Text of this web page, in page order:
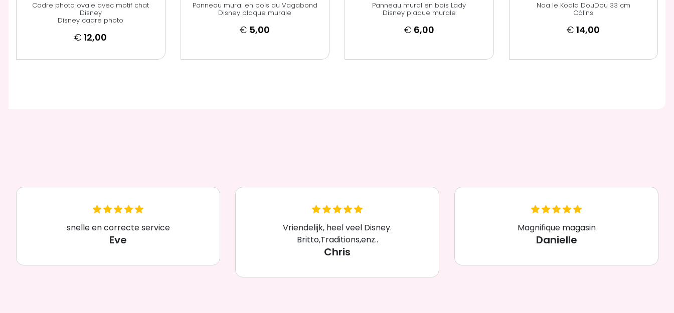
Cadre photo ovale avec motif chat
Disney
Disney cadre photo
€ 12,00
Panneau mural en bois du Vagabond
Disney plaque murale
€ 5,00
Panneau mural en bois Lady
Disney plaque murale
€ 6,00
Noa le Koala DouDou 33 cm
Câlins
€ 14,00
snelle en correcte service
Eve
Vriendelijk, heel veel Disney.
Britto,Traditions,enz..
Chris
Magnifique magasin
Danielle